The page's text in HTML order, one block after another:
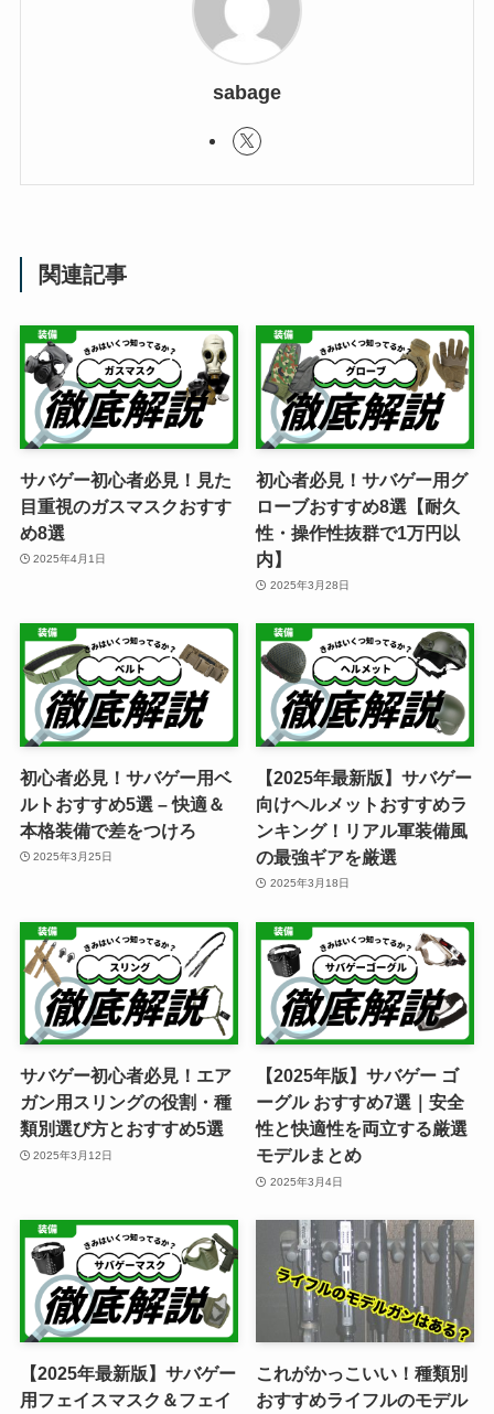
sabage
関連記事
サバゲー初心者必見！見た
目重視のガスマスクおすす
め8選
2025年4月1日
初心者必見！サバゲー用グ
ローブおすすめ8選【耐久
性・操作性抜群で1万円以
内】
2025年3月28日
初心者必見！サバゲー用ベ
ルトおすすめ5選 – 快適＆
本格装備で差をつけろ
2025年3月25日
【2025年最新版】サバゲー
向けヘルメットおすすめラ
ンキング！リアル軍装備風
の最強ギアを厳選
2025年3月18日
サバゲー初心者必見！エア
ガン用スリングの役割・種
類別選び方とおすすめ5選
2025年3月12日
【2025年版】サバゲー ゴ
ーグル おすすめ7選｜安全
性と快適性を両立する厳選
モデルまとめ
2025年3月4日
【2025年最新版】サバゲー
用フェイスマスク＆フェイ
これがかっこいい！種類別
おすすめライフルのモデル